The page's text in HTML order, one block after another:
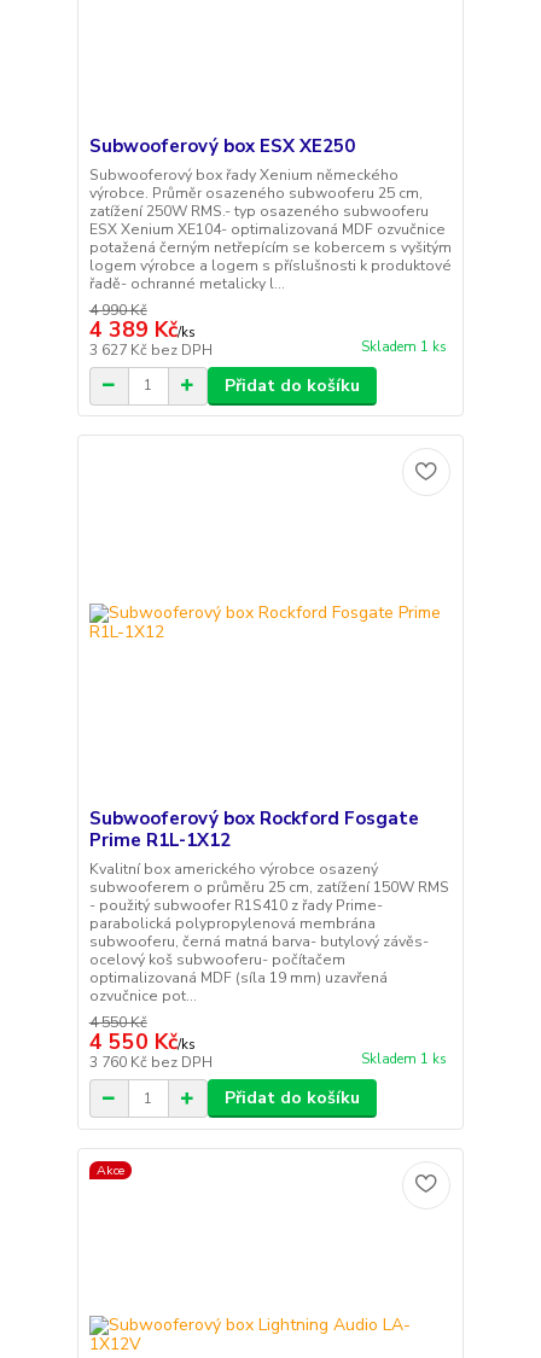
Subwooferový box ESX XE250
Subwooferový box řady Xenium německého
výrobce. Průměr osazeného subwooferu 25 cm,
zatížení 250W RMS.- typ osazeného subwooferu
ESX Xenium XE104- optimalizovaná MDF ozvučnice
potažená černým netřepícím se kobercem s vyšitým
logem výrobce a logem s příslušnosti k produktové
řadě- ochranné metalicky l...
4 990 Kč
4 389 Kč/ks
3 627 Kč bez DPH Skladem 1 ks
Přidat do košíku
Subwooferový box Rockford Fosgate
Prime R1L-1X12
Kvalitní box amerického výrobce osazený
subwooferem o průměru 25 cm, zatížení 150W RMS
- použitý subwoofer R1S410 z řady Prime-
parabolická polypropylenová membrána
subwooferu, černá matná barva- butylový závěs-
ocelový koš subwooferu- počítačem
optimalizovaná MDF (síla 19 mm) uzavřená
ozvučnice pot...
4 550 Kč
4 550 Kč/ks
3 760 Kč bez DPH Skladem 1 ks
Přidat do košíku
Akce